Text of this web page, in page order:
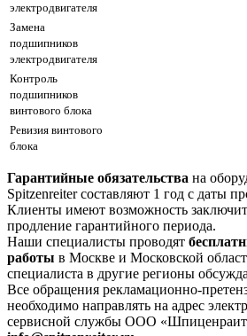
электродвигателя
Замена
подшипников
электродвигателя
Контроль
подшипников
винтового блока
Ревизия винтового
блока
Гарантийные обязательства на
Spitzenreiter составляют 1 год с даты
Клиенты имеют возможность
продление гарантийного периода.
Наши специалисты проводят
работы в Москве и Московской
специалиста в другие регионы
Все обращения рекламационно-
необходимо направлять на адрес
сервисной службы ООО